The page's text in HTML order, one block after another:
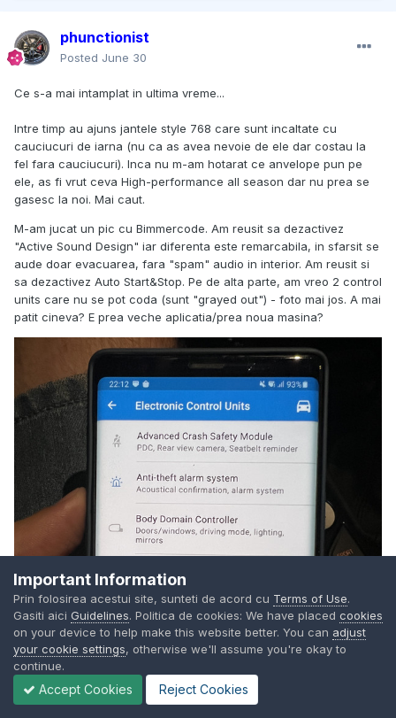
phunctionist
Posted June 30
Ce s-a mai intamplat in ultima vreme...
Intre timp au ajuns jantele style 768 care sunt incaltate cu
cauciucuri de iarna (nu ca as avea nevoie de ele dar costau la
fel fara cauciucuri). Inca nu m-am hotarat ce anvelope pun pe
ele, as fi vrut ceva High-performance all season dar nu prea se
gasesc la noi. Mai caut.
M-am jucat un pic cu Bimmercode. Am reusit sa dezactivez
"Active Sound Design" iar diferenta este remarcabila, in sfarsit se
aude doar evacuarea, fara "spam" audio in interior. Am reusit si
sa dezactivez Auto Start&Stop. Pe de alta parte, am vreo 2 control
units care nu se pot coda (sunt "grayed out") - foto mai jos. A mai
patit cineva? E prea veche aplicatia/prea noua masina?
Important Information
Prin folosirea acestui site, sunteti de acord cu Terms of Use.
Gasiti aici Guidelines. Politica de cookies: We have placed cookies
on your device to help make this website better. You can adjust
your cookie settings, otherwise we'll assume you're okay to
continue.
Accept Cookies Reject Cookies